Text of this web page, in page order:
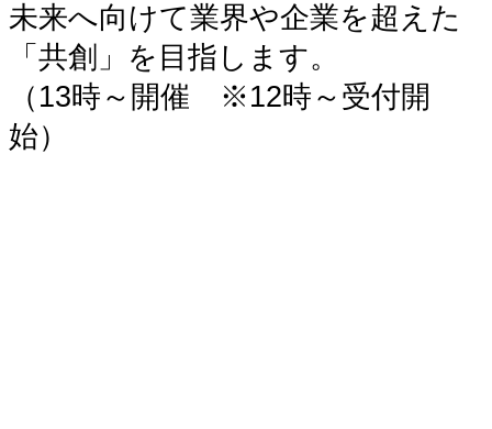
未来へ向けて業界や企業を超えた
「共創」を目指します。
（13時～開催 ※12時～受付開
始）